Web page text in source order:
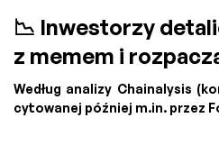
📉 Inwestorzy
z memem i
Według analizy Chainalysis
cytowanej później m.in. przez